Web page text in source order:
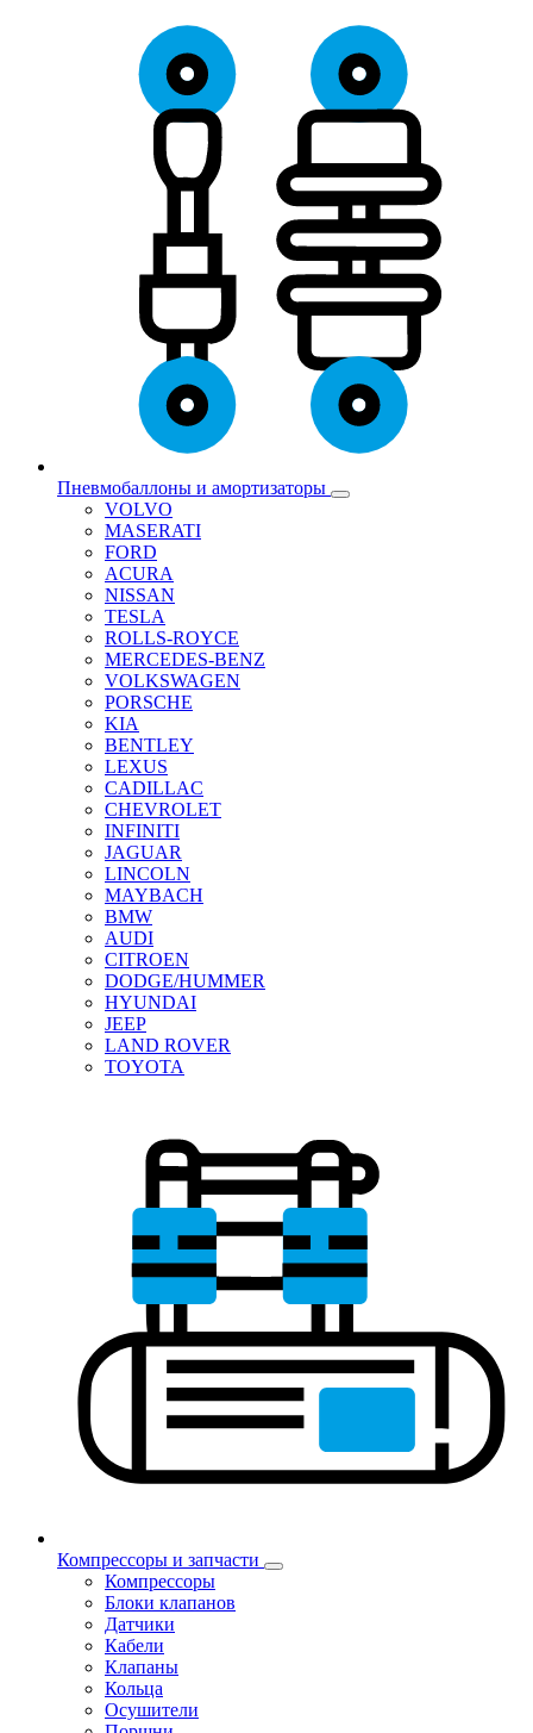
Пневмобаллоны и амортизаторы
VOLVO
MASERATI
FORD
ACURA
NISSAN
TESLA
ROLLS-ROYCE
MERCEDES-BENZ
VOLKSWAGEN
PORSCHE
KIA
BENTLEY
LEXUS
CADILLAC
CHEVROLET
INFINITI
JAGUAR
LINCOLN
MAYBACH
BMW
AUDI
CITROEN
DODGE/HUMMER
HYUNDAI
JEEP
LAND ROVER
TOYOTA
Компрессоры и запчасти
Компрессоры
Блоки клапанов
Датчики
Кабели
Клапаны
Кольца
Осушители